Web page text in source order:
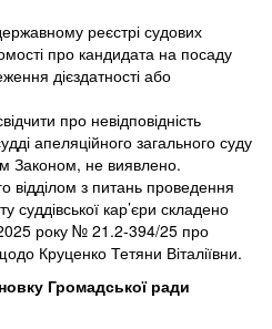
реєстрі судових
про кандидата на посаду
дієздатності або
про невідповідність
апеляційного загального суду
Законом, не виявлено.
відділом з питань проведення
суддівської кар’єри складено
року № 21.2-394/25 про
Круценко Тетяни Віталіївни.
Громадської ради